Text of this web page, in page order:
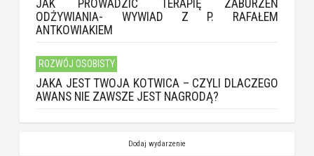
JAK PROWADZIĆ TERAPIĘ ZABURZEŃ
ODŻYWIANIA- WYWIAD Z P. RAFAŁEM
ANTKOWIAKIEM
ROZWÓJ OSOBISTY
JAKA JEST TWOJA KOTWICA – CZYLI DLACZEGO
AWANS NIE ZAWSZE JEST NAGRODĄ?
Dodaj wydarzenie